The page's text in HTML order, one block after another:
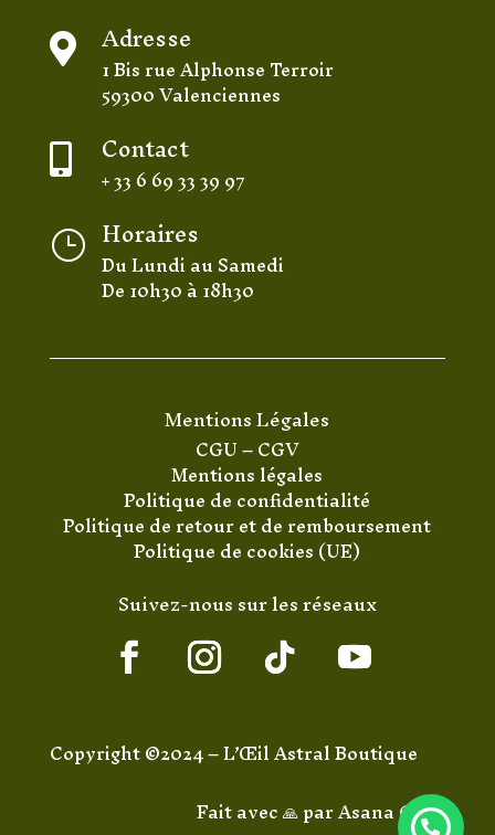
 Adresse
1 Bis rue Alphonse Terroir
59300 Valenciennes
 Contact
+ 33 6 69 33 39 97
} Horaires
Du Lundi au Samedi
De 10h30 à 18h30
Mentions Légales
CGU–CGV
Mentions légales
Politique de confidentialité
Politique de retour et de remboursement
Politique de cookies (UE)
Suivez-nous sur les réseaux
Copyright ©2024 – L’Œil Astral Boutique
Fait avec 🙏 parAsana Code